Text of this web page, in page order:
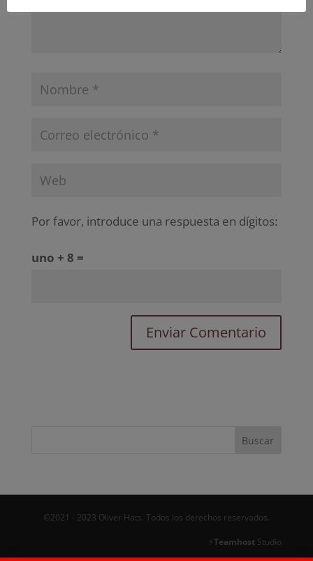
Por favor, introduce una respuesta en dígitos:
uno + 8 =
©2021 - 2023 Oliver Hats. Todos los derechos reservados.
⚡Teamhost Studio